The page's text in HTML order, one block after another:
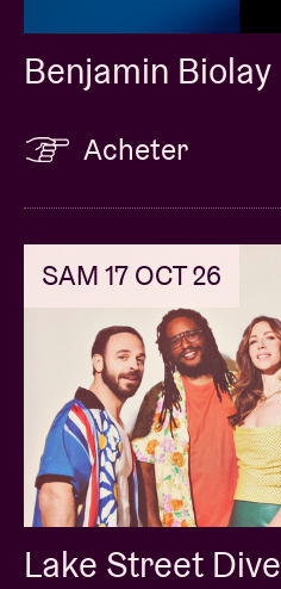
Benjamin Biolay
Acheter
SAM 17 OCT 26
Lake Street Dive